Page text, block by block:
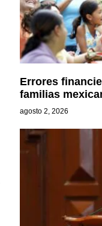
Errores
familias
agosto 2, 2026